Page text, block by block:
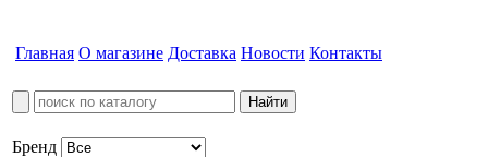
Главная О магазине Доставка Новости Контакты
Бренд